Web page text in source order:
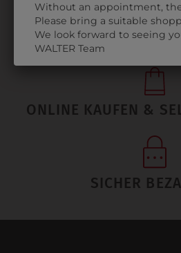
ONLINE KAUFEN &
SICHER
Without an appointment,
Please bring a suitable
We look forward to seeing
WALTER Team